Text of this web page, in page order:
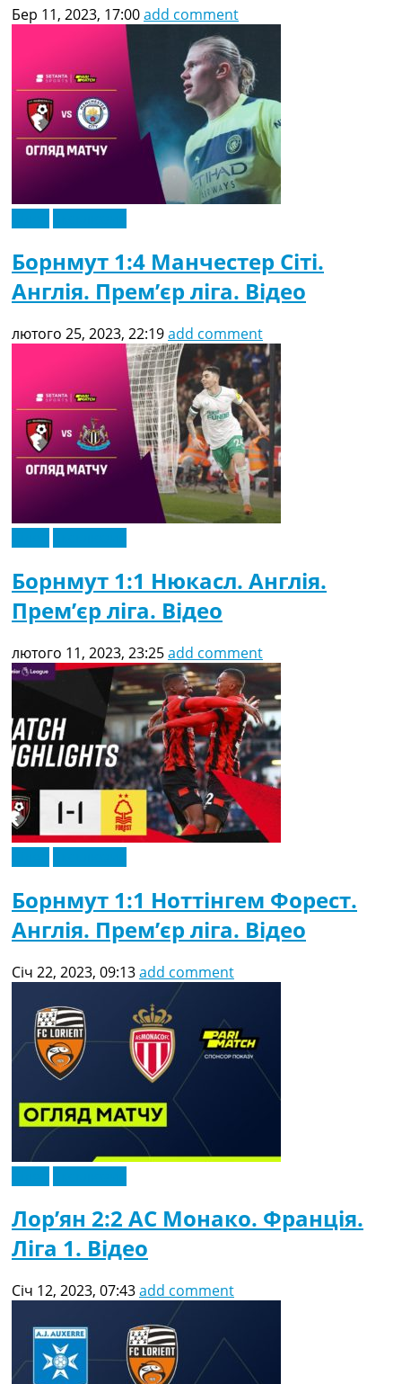
Бер 11, 2023, 17:00add comment
Борнмут 1:4 Манчестер Сіті.
Англія. Прем’єр ліга. Відео
лютого 25, 2023, 22:19add comment
Борнмут 1:1 Нюкасл. Англія.
Прем’єр ліга. Відео
лютого 11, 2023, 23:25add comment
Борнмут 1:1 Ноттінгем Форест.
Англія. Прем’єр ліга. Відео
Січ 22, 2023, 09:13add comment
Лор’ян 2:2 АС Монако. Франція.
Ліга 1. Відео
Січ 12, 2023, 07:43add comment